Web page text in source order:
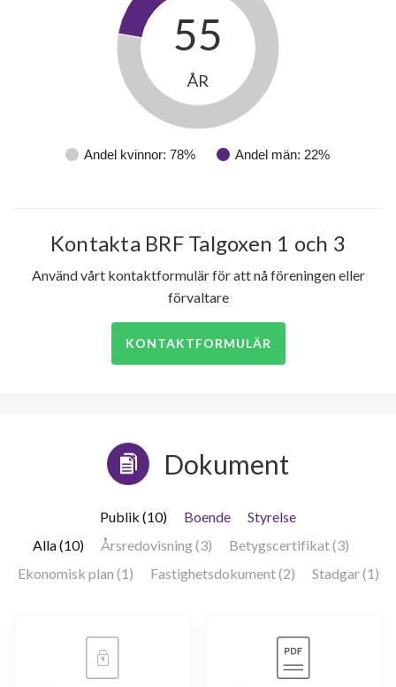
Andel kvinnor: 78% Andel män: 22%
55
ÅR
Kontakta BRF Talgoxen 1 och 3
Använd vårt kontaktformulär för att nå föreningen eller
förvaltare
KONTAKTFORMULÄR
Dokument
Publik (10) Boende
Styrelse
Alla (10)
Årsredovisning (3)
Betygscertifikat (3)
Ekonomisk plan (1)
Fastighetsdokument (2) Stadgar (1)